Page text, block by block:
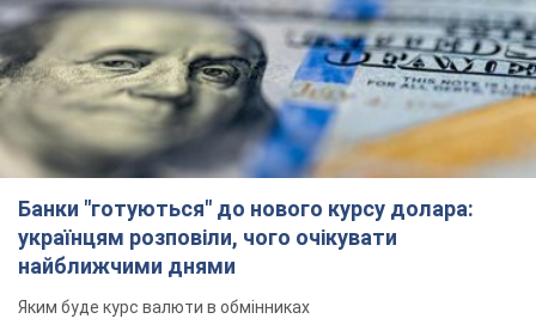
Банки "готуються" до нового курсу долара:
українцям розповіли, чого очікувати
найближчими днями
Яким буде курс валюти в обмінниках